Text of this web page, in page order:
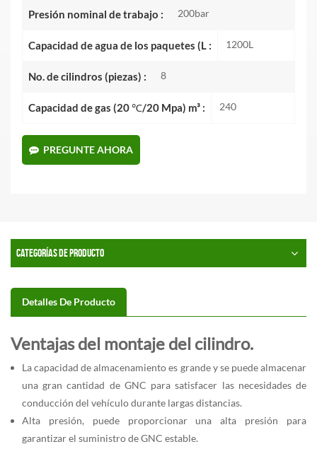
Presión nominal de trabajo : 200bar
Capacidad de agua de los paquetes (L : 1200L
No. de cilindros (piezas) : 8
Capacidad de gas (20 ℃/20 Mpa) m³ : 240
PREGUNTE AHORA
CATEGORÍAS DE PRODUCTO
Detalles De Producto
Ventajas del montaje del cilindro.
La capacidad de almacenamiento es grande y se puede almacenar
una gran cantidad de GNC para satisfacer las necesidades de
conducción del vehículo durante largas distancias.
Alta presión, puede proporcionar una alta presión para
garantizar el suministro de GNC estable.